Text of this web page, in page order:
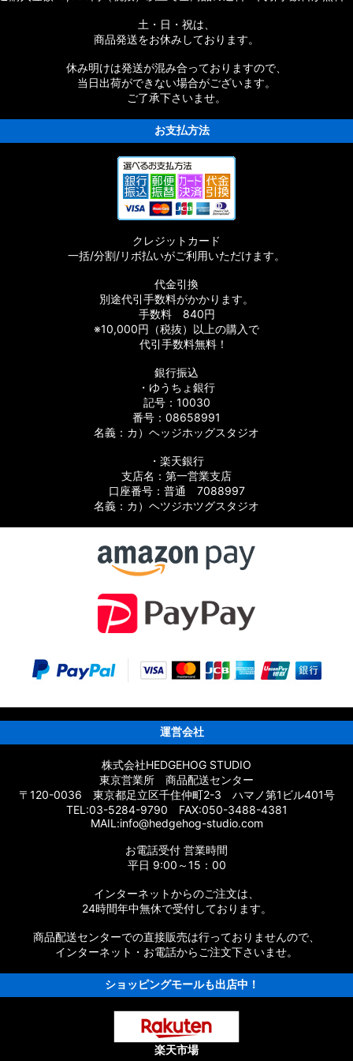
スタムパーツ
土・日・祝は、
商品発送をお休みしております。
休み明けは発送が混み合っておりますので、
当日出荷ができない場合がございます。
ご了承下さいませ。
お支払方法
クレジットカード
一括/分割/リボ払いがご利用いただけます。
代金引換
別途代引手数料がかかります。
手数料 840円
※10,000円（税抜）以上の購入で
代引手数料無料！
銀行振込
・ゆうちょ銀行
記号：10030
番号：08658991
名義：カ）ヘッジホッグスタジオ
・楽天銀行
支店名：第一営業支店
口座番号：普通 7088997
名義：カ）ヘツジホツグスタジオ
運営会社
株式会社HEDGEHOG STUDIO
東京営業所 商品配送センター
〒120-0036 東京都足立区千住仲町2-3 ハマノ第1ビル401号
TEL:03-5284-9790 FAX:050-3488-4381
MAIL:info@hedgehog-studio.com
お電話受付 営業時間
平日 9:00～15：00
インターネットからのご注文は、
24時間年中無休で受付しております。
商品配送センターでの直接販売は行っておりませんので、
インターネット・お電話からご注文下さいませ。
ショッピングモールも出店中！
楽天市場